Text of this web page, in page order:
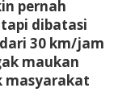
pernah
dibatasi
30 km/jam
maukan
masyarakat